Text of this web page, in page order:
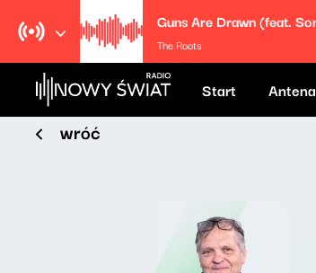
Guns Are Drawn (feat.
The Roots
Start Antena
wróć